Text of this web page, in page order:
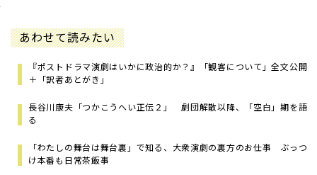
あわせて読みたい
『ポストドラマ演劇はいかに政治的か？』「観客について」全文公開
＋「訳者あとがき」
長谷川康夫「つかこうへい正伝２」 劇団解散以降、「空白」期を語
る
「わたしの舞台は舞台裏」で知る、大衆演劇の裏方のお仕事 ぶっつ
け本番も日常茶飯事